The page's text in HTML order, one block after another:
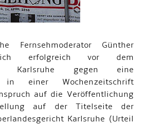
Fernsehmoderator Günther
erfolgreich vor dem
Karlsruhe gegen eine
in einer Wochenzeitschrift
auf die Veröffentlichung
auf der Titelseite der
Karlsruhe (Urteil